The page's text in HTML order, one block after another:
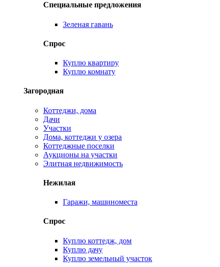
Специальные предложения
Зеленая гавань
Спрос
Куплю квартиру
Куплю комнату
Загородная
Коттеджи, дома
Дачи
Участки
Дома, коттеджи у озера
Коттеджные поселки
Аукционы на участки
Элитная недвижимость
Нежилая
Гаражи, машиноместа
Спрос
Куплю коттедж, дом
Куплю дачу
Куплю земельный участок